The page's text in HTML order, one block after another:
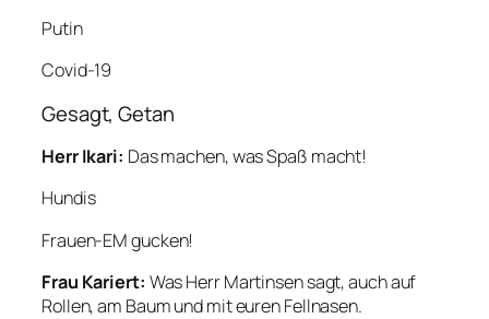
Putin
Covid-19
Gesagt, Getan
Herr Ikari: Das machen, was Spaß macht!
Hundis
Frauen-EM gucken!
Frau Kariert: Was Herr Martinsen sagt, auch auf
Rollen, am Baum und mit euren Fellnasen.